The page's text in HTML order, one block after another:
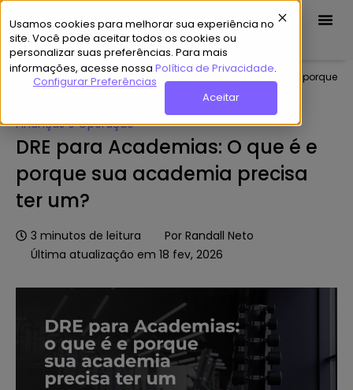
Usamos cookies para melhorar sua experiência no
site. Você pode aceitar todos os cookies ou
personalizar suas preferências. Para mais
informações, acesse nossa Política de Privacidade.
Configurar Preferências
Aceitar
Demo Grátis
Home»Hub de Conteúdo»DRE para Academias: O que é e porque
Finanças e Operação
DRE para Academias: O que é e
porque sua academia precisa
ter um?
3 minutos de leitura Por Randall Neto
Última atualização em 18 fev, 2026